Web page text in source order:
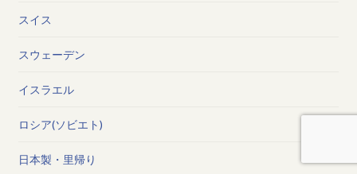
スイス
スウェーデン
イスラエル
ロシア(ソビエト)
日本製・里帰り